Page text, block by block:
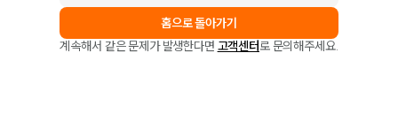
홈으로 돌아가기
계속해서 같은 문제가 발생한다면 고객센터로 문의해주세요.